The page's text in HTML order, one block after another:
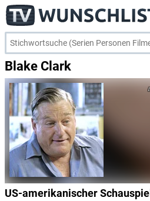
Blake Clark
US-amerikanischer